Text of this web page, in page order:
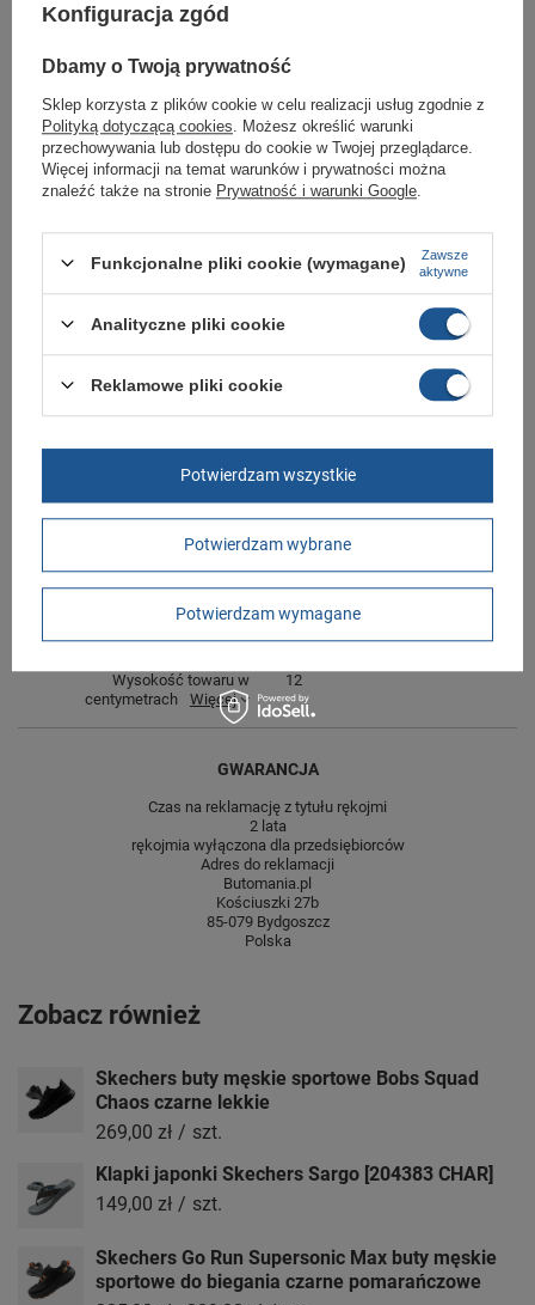
42.5, 43, 44, 45, 45.5, 46, 47.5, 48.5
Zobacz jakie rozmiary są dostępne.
Sklep Butomania.pl to największy wybór obuwia sportowego dla całej
Twojej rodziny.
Kupując w naszym sklepie internetowym masz gwarancję, że towar jest
podania przyczyny.
Symbol
Gwarancja Gwarancja
Długość towaru w
centymetrach
Więcej
30
Szerokość towaru w
centymetrach
Więcej
20
Wysokość towaru w
centymetrach
Więcej
12
GWARANCJA
Czas na reklamację z tytułu rękojmi
2 lata
rękojmia wyłączona dla przedsiębiorców
Adres do reklamacji
Butomania.pl
Kościuszki 27b
85-079 Bydgoszcz
Polska
Zobacz również
Skechers buty męskie sportowe Bobs Squad
Chaos czarne lekkie
269,00 zł / szt.
Klapki japonki Skechers Sargo [204383 CHAR]
149,00 zł / szt.
Skechers Go Run Supersonic Max buty męskie
sportowe do biegania czarne pomarańczowe
Konfiguracja zgód
Dbamy o Twoją prywatność
Sklep korzysta z plików cookie w celu realizacji usług zgodnie z
Polityką dotyczącą cookies . Możesz określić warunki
przechowywania lub dostępu do cookie w Twojej przeglądarce.
Więcej informacji na temat warunków i prywatności można
znaleźć także na stronie Prywatność i warunki Google
Funkcjonalne pliki cookie (wymagane)
Zawsze
aktywne
Analityczne pliki cookie
Reklamowe pliki cookie
Potwierdzam wybrane
Potwierdzam wymagane
Potwierdzam wszystkie